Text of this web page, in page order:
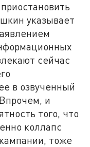
указывает
сейчас
в озвученный
и
того, что
коллапс
тоже